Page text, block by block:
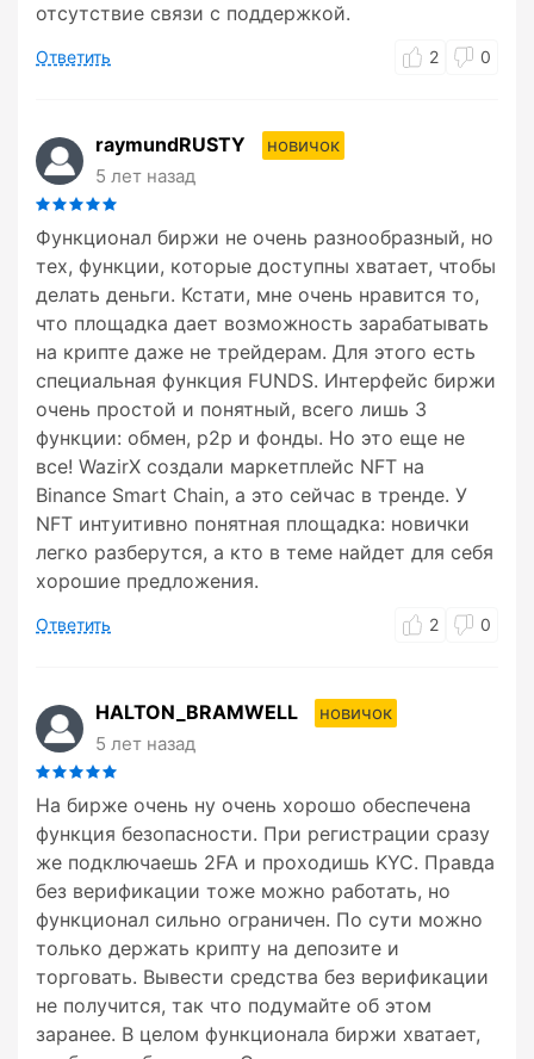
отсутствие связи с поддержкой.
Ответить 2 0
raymundRUSTY
новичок
5 лет назад
Функционал биржи не очень разнообразный, но
тех, функции, которые доступны хватает, чтобы
делать деньги. Кстати, мне очень нравится то,
что площадка дает возможность зарабатывать
на крипте даже не трейдерам. Для этого есть
специальная функция FUNDS. Интерфейс биржи
очень простой и понятный, всего лишь 3
функции: обмен, р2р и фонды. Но это еще не
все! WazirX создали маркетплейс NFT на
Binance Smart Chain, а это сейчас в тренде. У
NFT интуитивно понятная площадка: новички
легко разберутся, а кто в теме найдет для себя
хорошие предложения.
Ответить 2 0
HALTON_BRAMWELL
новичок
5 лет назад
На бирже очень ну очень хорошо обеспечена
функция безопасности. При регистрации сразу
же подключаешь 2FA и проходишь KYC. Правда
без верификации тоже можно работать, но
функционал сильно ограничен. По сути можно
только держать крипту на депозите и
торговать. Вывести средства без верификации
не получится, так что подумайте об этом
заранее. В целом функционала биржи хватает,